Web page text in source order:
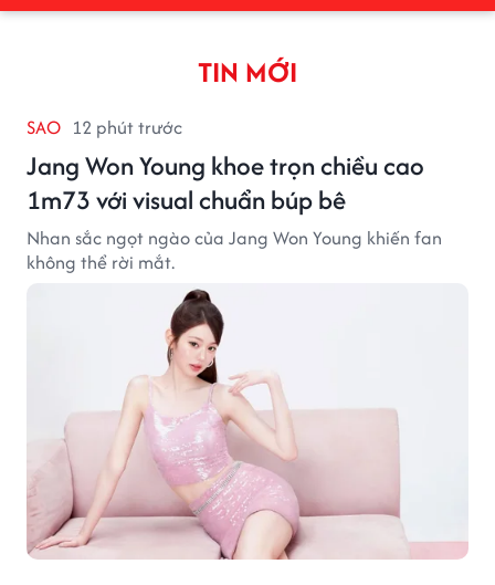
TIN MỚI
SAO 12 phút trước
Jang Won Young khoe trọn chiều cao
1m73 với visual chuẩn búp bê
Nhan sắc ngọt ngào của Jang Won Young khiến fan
không thể rời mắt.